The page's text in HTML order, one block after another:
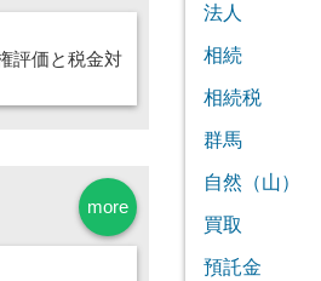
評価と税金対
more
法人
相続
相続税
群馬
自然（山）
買取
預託金